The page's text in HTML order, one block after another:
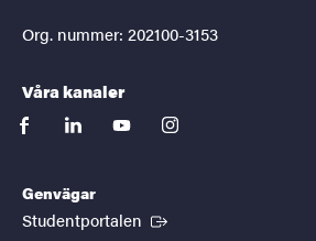
Org. nummer: 202100-3153
Våra kanaler
facebooklinkedinyoutubeinstagram
Genvägar
Studentportalen (Extern länk)